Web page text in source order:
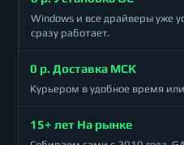
Windows и все драйверы уже
сразу работает.
0 р. Доставка МСК
Курьером в удобное время
15+ лет На рынке